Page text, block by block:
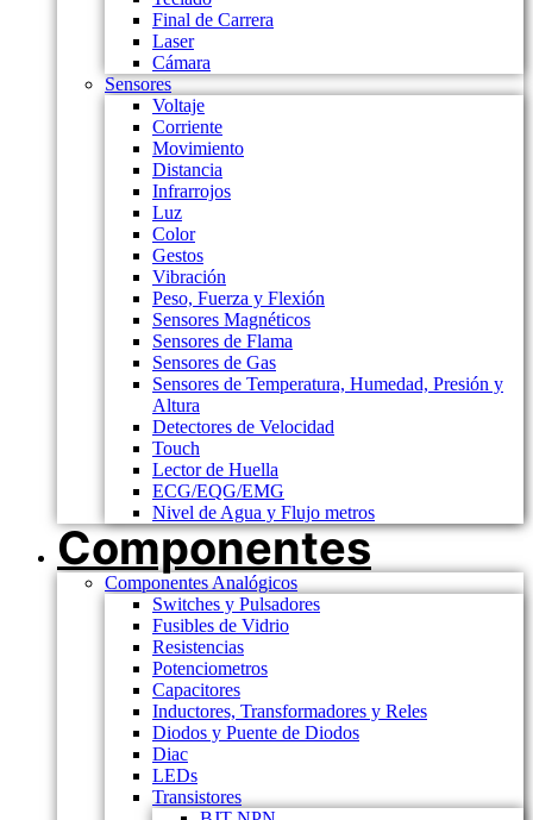
Final de Carrera
Laser
Cámara
Sensores
Voltaje
Corriente
Movimiento
Distancia
Infrarrojos
Luz
Color
Gestos
Vibración
Peso, Fuerza y Flexión
Sensores Magnéticos
Sensores de Flama
Sensores de Gas
Sensores de Temperatura, Humedad, Presión y
Altura
Detectores de Velocidad
Touch
Lector de Huella
ECG/EQG/EMG
Nivel de Agua y Flujo metros
Componentes
Componentes Analógicos
Switches y Pulsadores
Fusibles de Vidrio
Resistencias
Potenciometros
Capacitores
Inductores, Transformadores y Reles
Diodos y Puente de Diodos
Diac
LEDs
Transistores